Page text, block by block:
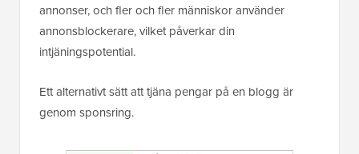
annonser, och fler och fler människor använder
annonsblockerare, vilket påverkar din
intjäningspotential.
Ett alternativt sätt att tjäna pengar på en blogg är
genom sponsring.